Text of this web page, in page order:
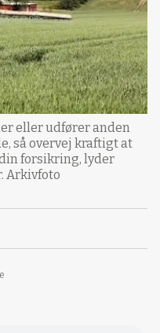
eller udfører anden
så overvej kraftigt at
forsikring, lyder
Arkivfoto